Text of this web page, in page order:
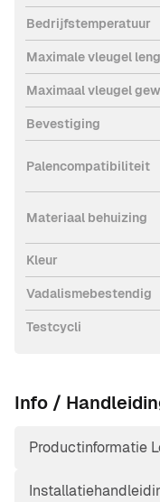
Bedrijfstemperatuur
Maximale vleugel
Maximaal vleugel
Bevestiging
Palencompatibiliteit
Materiaal behuizing
Kleur
Vadalismebestendig
Testcycli
Info /
Productinformatie